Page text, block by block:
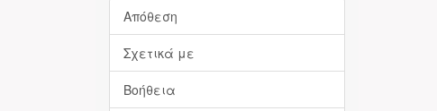
Απόθεση
Σχετικά με
Βοήθεια